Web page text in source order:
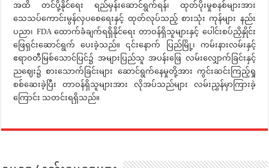
အထိ တင်ပို့နိုင်ရေး ရည်မှန်းဆောင်ရွက်ရန်၊ ထုတ်ပိုးမှုစနစ်များအား
သေသပ်ကောင်းမွန်လှပစေရေးနှင့် ထုတ်လုပ်သည့် စားသုံး ကုန်များ နည်း
ပညာ၊ FDA ထောက်ခံချက်ရရှိနိုင်ရေး တာဝန်ရှိသူများနှင့် ပေါင်းစပ်ညှိနှိုင်း
ဖြေရှင်းဆောင်ရွက် ပေးခဲ့သည်။ ၎င်းနောက် ပြည်မြို့၊ ကမ်းနားလမ်းနှင့်
ဧရာဝတီမြစ်သောင်ပြင်၌ အများပြည်သူ အပန်းဖြေ လမ်းလျှောက်ခြင်းနှင့်
ညဈေး၌ စားသောက်ခြင်းများ ဆောင်ရွက်နေမှုတို့အား ကွင်းဆင်းကြည့်ရှု
စစ်ဆေးခဲ့ပြီး တာဝန်ရှိသူများအား လိုအပ်သည်များ လမ်းညွှန်မှာကြားခဲ့
ကြောင်း သတင်းရရှိသည်။